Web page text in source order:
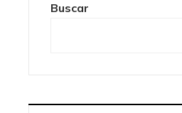
Buscar